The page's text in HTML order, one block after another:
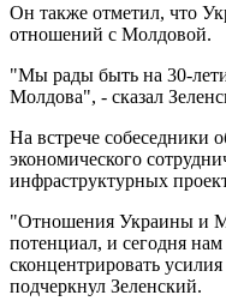
Он также отметил, что
отношений с Молдовой.
"Мы рады быть на 30-
Молдова", - сказал
На встрече собеседники
экономического
инфраструктурных
"Отношения Украины и
потенциал, и сегодня
сконцентрировать
подчеркнул Зеленский.